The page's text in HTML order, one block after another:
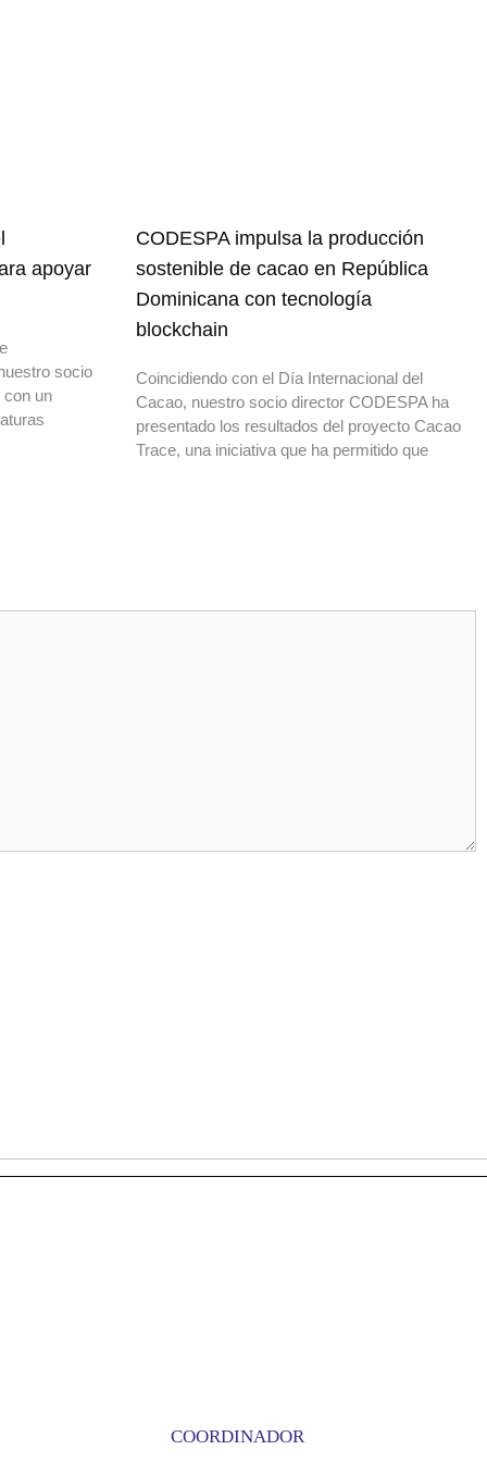
apoyar
socio
con un
CODESPA impulsa la producción
sostenible de cacao en República
Dominicana con tecnología
blockchain
Coincidiendo con el Día Internacional del
Cacao, nuestro socio director CODESPA ha
presentado los resultados del proyecto Cacao
Trace, una iniciativa que ha permitido que
COORDINADOR